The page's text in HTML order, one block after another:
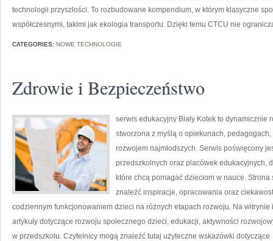
technologii przyszłości. To rozbudowane kompendium, w którym klasyczne
współczesnymi, takimi jak ekologia transportu. Dzięki temu CTCU nie
CATEGORIES: NOWE TECHNOLOGIE
Zdrowie i Bezpieczeństwo
serwis edukacyjny Biały Kotek to dynamicznie
stworzona z myślą o opiekunach,
rozwojem najmłodszych. Serwis poświęcony
przedszkolnych oraz placówek edukacyjnych,
które chcą pomagać dzieciom w nauce.
znaleźć inspiracje, opracowania oraz
codziennym funkcjonowaniem dzieci na różnych etapach rozwoju. Na
artykuły dotyczące rozwoju społecznego dzieci, edukacji, aktywności
w przedszkolu. Czytelnicy mogą znaleźć tutaj użyteczne wskazówki dotyczące